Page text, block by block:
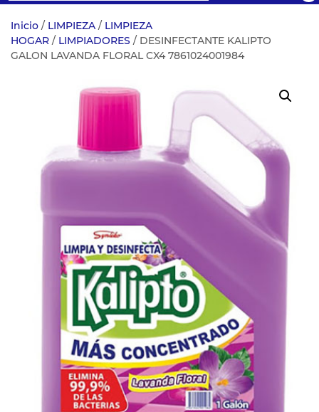
Inicio / LIMPIEZA / LIMPIEZA
HOGAR / LIMPIADORES / DESINFECTANTE KALIPTO
GALON LAVANDA FLORAL CX4 7861024001984